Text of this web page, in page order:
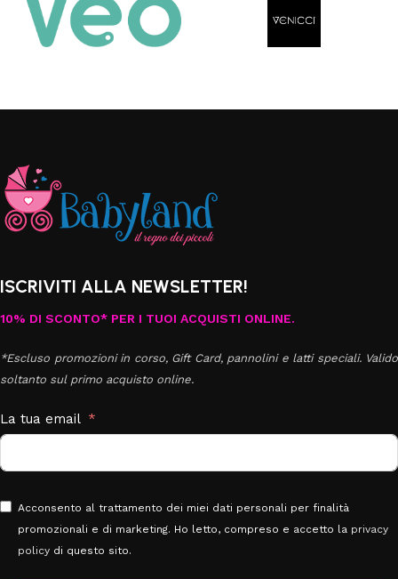
ISCRIVITI ALLA NEWSLETTER!
10% DI SCONTO* PER I TUOI ACQUISTI ONLINE.
*Escluso promozioni in corso, Gift Card, pannolini e latti speciali. Valido
soltanto sul primo acquisto online.
La tua email
Acconsento al trattamento dei miei dati personali per finalità
promozionali e di marketing. Ho letto, compreso e accetto la privacy
policy di questo sito.